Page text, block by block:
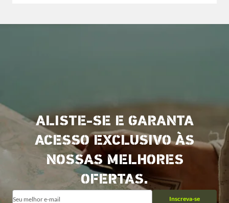
ALISTE-SE E GARANTA
ACESSO EXCLUSIVO ÀS
NOSSAS MELHORES
OFERTAS.
Inscreva-se